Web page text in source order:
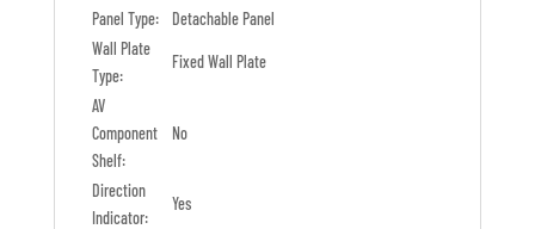
Panel Type:
Detachable Panel
Wall Plate
Type:
Fixed Wall Plate
AV
Component
Shelf:
No
Direction
Indicator:
Yes